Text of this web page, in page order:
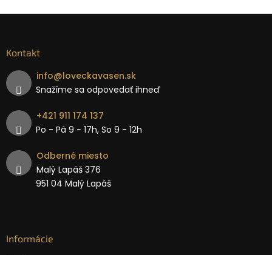
Kontakt
info@loveckavasen.sk
Snažíme sa odpovedať ihneď
+421 911 174 137
Po - Pá 9 − 17h, So 9 - 12h
Odberné miesto
Malý Lapáš 376
951 04 Malý Lapáš
Informácie